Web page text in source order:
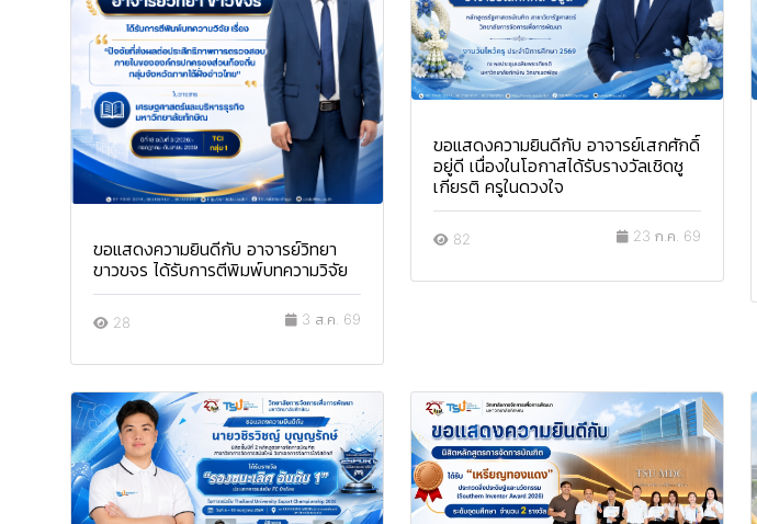
ขอแสดงความยินดีกับ อาจารย์วิทยา
ขาวขจร ได้รับการตีพิมพ์บทความวิจัย
28 3 ส.ค. 69
ขอแสดงความยินดีกับ อาจารย์เสกศักดิ์
อยู่ดี เนื่องในโอกาสได้รับรางวัลเชิดชู
เกียรติ ครูในดวงใจ
82 23 ก.ค. 69